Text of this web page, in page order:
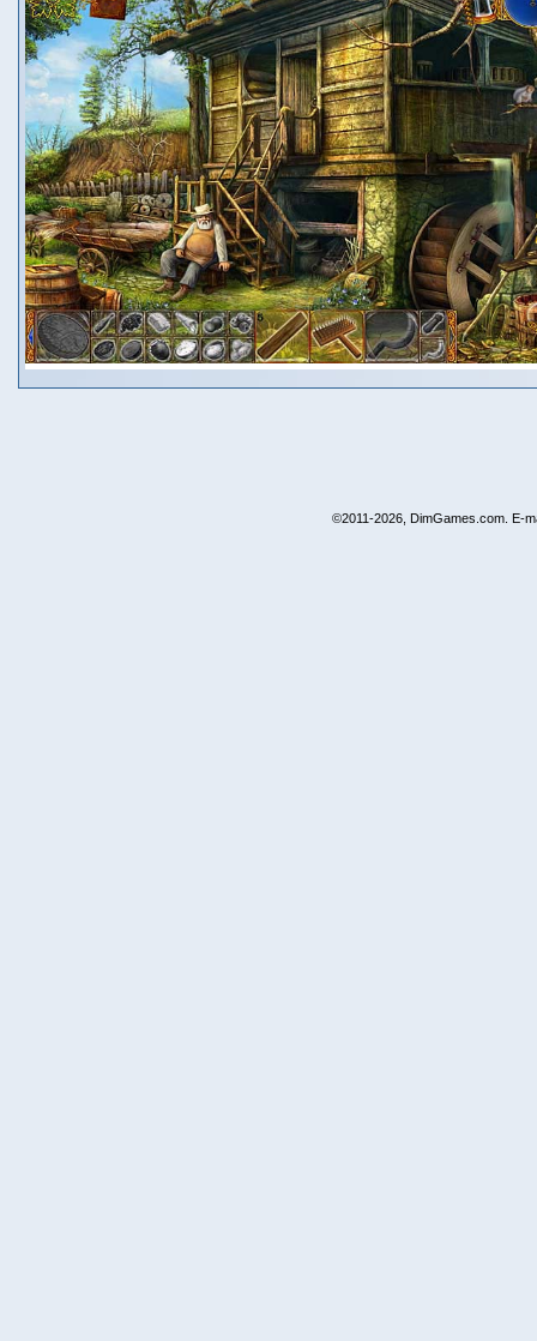
©2011-2026, DimGames.com. E-